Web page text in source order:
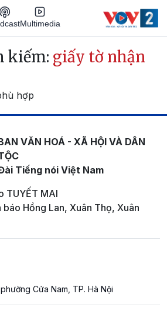
Multimedia
kiếm: giấy tờ nhận
hợp
VĂN HOÁ - XÃ HỘI VÀ DÂN
Tiếng nói Việt Nam
TUYẾT MAI
Hồng Lan, Xuân Thọ, Xuân
Cửa Nam, TP. Hà Nội